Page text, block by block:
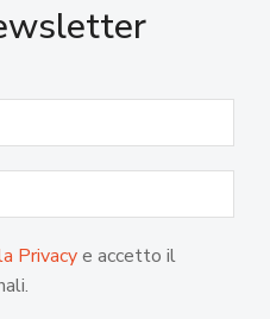
Privacye accetto il